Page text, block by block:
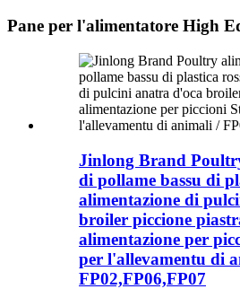
Pane per l'alimentatore High
Jinlong Brand
di pollame bassu di
alimentazione di
broiler piccione
alimentazione per
per l'allevamentu di
FP02,FP06,FP07